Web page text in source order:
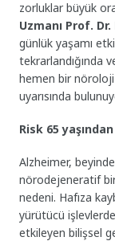
zorluklar büyük
Uzmanı Prof.
günlük yaşamı
tekrarlandığında
hemen bir nöroloji
uyarısında
Risk 65
Alzheimer,
nörodejeneratif bir
nedeni. Hafıza
yürütücü
etkileyen bilişsel